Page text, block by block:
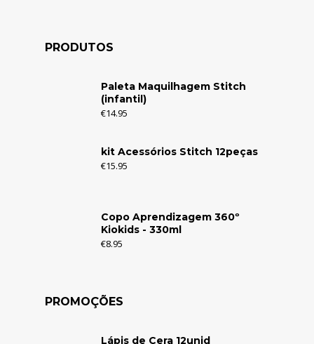
PRODUTOS
Paleta Maquilhagem Stitch
(infantil)
€14.95
kit Acessórios Stitch 12peças
€15.95
Copo Aprendizagem 360º
Kiokids - 330ml
€8.95
PROMOÇÕES
Lápis de Cera 12unid